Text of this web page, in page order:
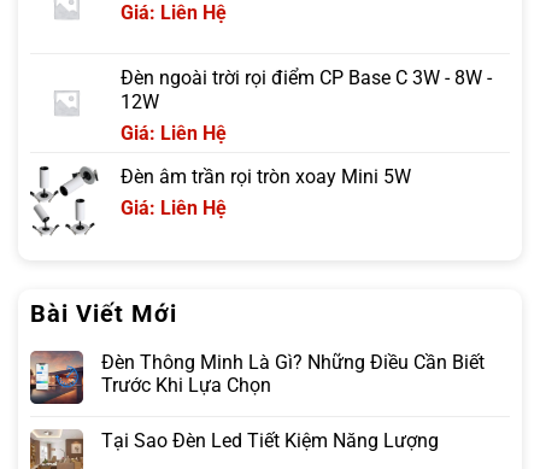
Giá: Liên Hệ
Đèn ngoài trời rọi điểm CP Base C 3W - 8W -
12W
Giá: Liên Hệ
Đèn âm trần rọi tròn xoay Mini 5W
Giá: Liên Hệ
Bài Viết Mới
Đèn Thông Minh Là Gì? Những Điều Cần Biết
Trước Khi Lựa Chọn
Tại Sao Đèn Led Tiết Kiệm Năng Lượng